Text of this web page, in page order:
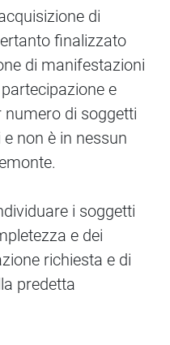
di
finalizzato
di manifestazioni
e
di soggetti
non è in nessun
i soggetti
e dei
richiesta e di
predetta